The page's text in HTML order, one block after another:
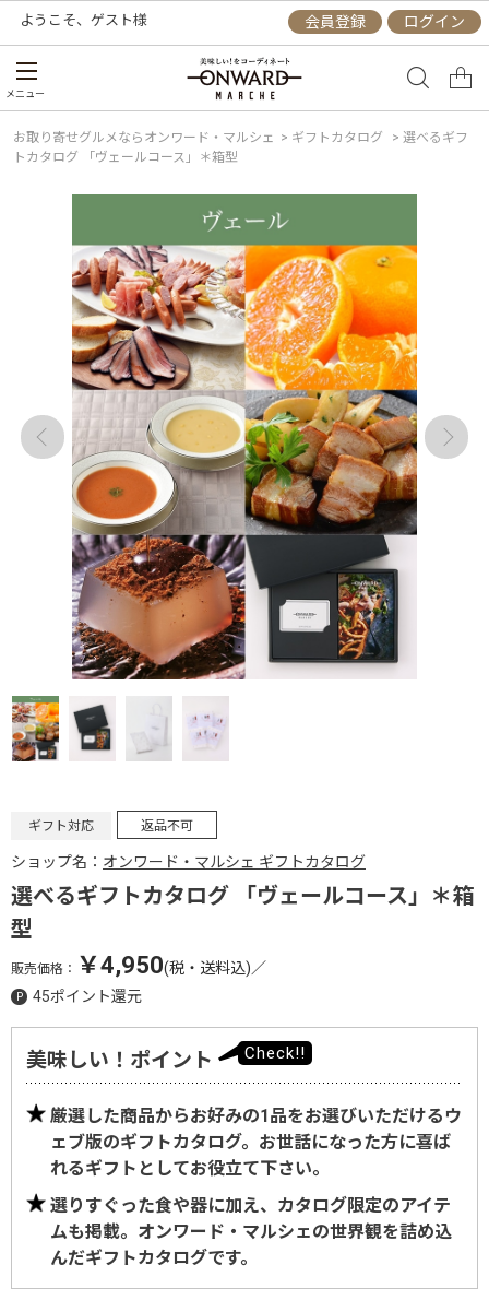
ようこそ、 ゲスト様 会員登録 ログイン
メニュー
お取り寄せグルメならオンワード・マルシェ > ギフトカタログ > 選べるギフ
トカタログ 「ヴェールコース」＊箱型
ギフト対応 返品不可
ショップ名： オンワード・マルシェ ギフトカタログ
選べるギフトカタログ 「ヴェールコース」＊箱
型
販売価格： ￥4,950(税・送料込)／
45ポイント還元
美味しい！ポイント
厳選した商品からお好みの1品をお選びいただけるウ
ェブ版のギフトカタログ。お世話になった方に喜ば
れるギフトとしてお役立て下さい。
選りすぐった食や器に加え、カタログ限定のアイテ
ムも掲載。オンワード・マルシェの世界観を詰め込
んだギフトカタログです。